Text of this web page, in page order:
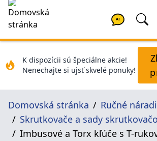
AI
K dispozícii sú špeciálne akcie!
Nenechajte si ujsť skvelé ponuky!
Domovská stránka
Ručné
Skrutkovače a sady
Imbusové a Torx kľúče s T-